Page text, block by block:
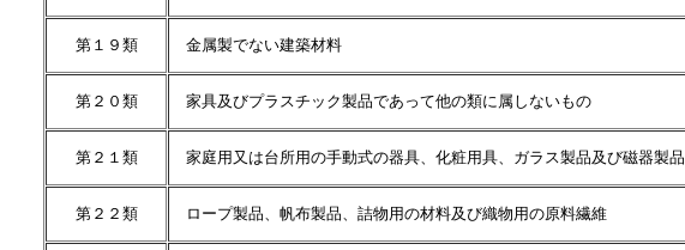
第１９類 金属製でない建築材料
第２０類 家具及びプラスチック製品であって他の類に属しないもの
第２１類 家庭用又は台所用の手動式の器具、化粧用具、ガラス製品及び磁器製品
第２２類 ロープ製品、帆布製品、詰物用の材料及び織物用の原料繊維